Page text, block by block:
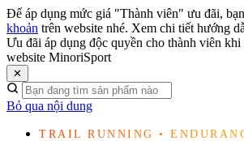
Để áp dụng mức giá "Thành viên" ưu đãi,
khoản trên website nhé. Xem chi tiết hướng
Ưu đãi áp dụng độc quyền cho thành viên khi
website MinoriSport
✕
Bỏ qua nội dung
TRAIL RUNNING •